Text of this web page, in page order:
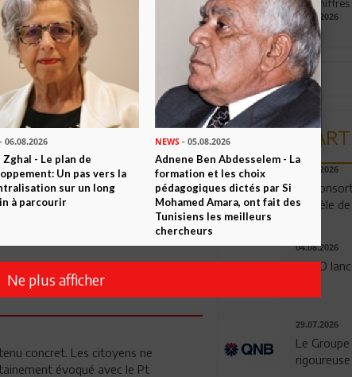
Commenter
Envoyer
concret. Les citoyens ne
évoqué avec le Pt
aux chiffres
09.07.2026
06.08.2026
Un
modèle de
04.08.2026
OPPO
29.07.2026
Le
rigoureuse
- 06.08.2026
Zghal - Le plan de
Un pas vers la
sur un long
à parcourir
NEWS- 05.08.2026
Adnene Ben Abdesselem - La
formation et les choix
pédagogiques dictés par Si
Mohamed Amara, ont fait des
Tunisiens les meilleurs
chercheurs
Ne plus afficher